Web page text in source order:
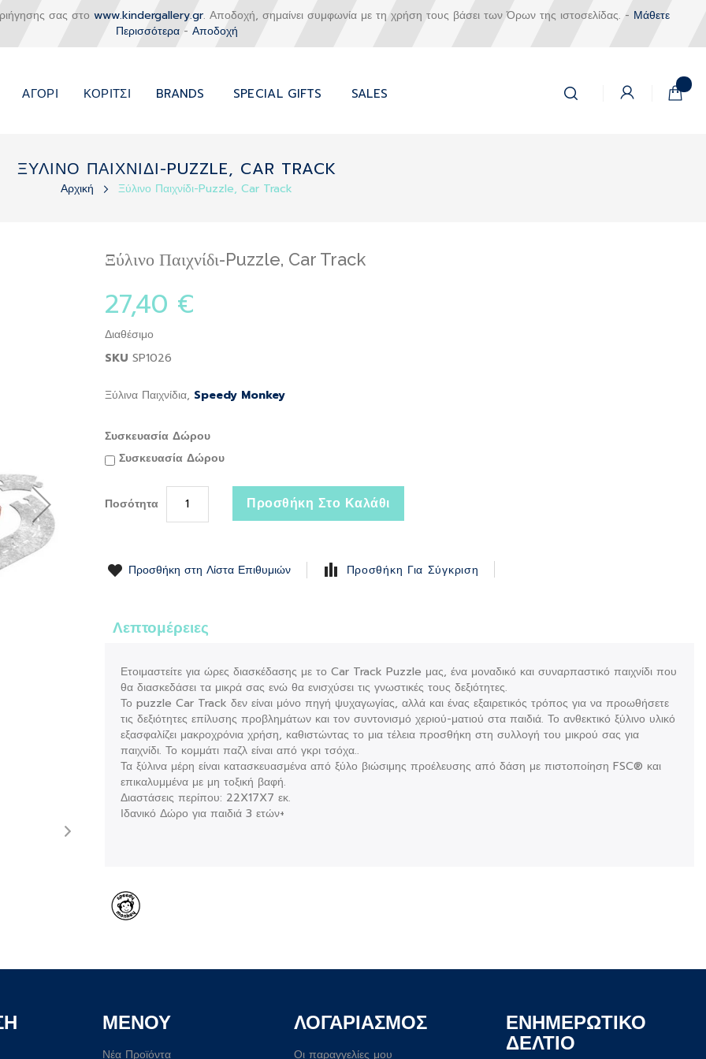
σας στο www.kindergallery.gr. Αποδοχή, σημαίνει συμφωνία με τη χρήση τους βάσει των Όρων της ιστοσελίδας. - Μάθετε
Περισσότερα- Αποδοχή
ΑΓΌΡΙ ΚΟΡΊΤΣΙ BRANDS SPECIAL GIFTS SALES
Το
Αναζήτηση
ΞΥΛΙΝΟ ΠΑΙΧΝΙΔΙ-PUZZLE, CAR TRACK
Αρχική Ξύλινο Παιχνίδι-Puzzle, Car Track
Ξύλινο Παιχνίδι-Puzzle, Car Track
27,40 €
Διαθέσιμο
SKU SP1026
Ξύλινα Παιχνίδια, Speedy Monkey
Συσκευασία Δώρου
Συσκευασία Δώρου
Ποσότητα Προσθήκη Στο Καλάθι
Προσθήκη στη Λίστα Επιθυμιών Προσθήκη Για Σύγκριση
Λεπτομέρειες
Ετοιμαστείτε για ώρες διασκέδασης με το Car Track Puzzle μας, ένα μοναδικό και συναρπαστικό παιχνίδι που
θα διασκεδάσει τα μικρά σας ενώ θα ενισχύσει τις γνωστικές τους δεξιότητες.
Το puzzle Car Track δεν είναι μόνο πηγή ψυχαγωγίας, αλλά και ένας εξαιρετικός τρόπος για να προωθήσετε
τις δεξιότητες επίλυσης προβλημάτων και τον συντονισμό χεριού-ματιού στα παιδιά. Το ανθεκτικό ξύλινο υλικό
εξασφαλίζει μακροχρόνια χρήση, καθιστώντας το μια τέλεια προσθήκη στη συλλογή του μικρού σας για
παιχνίδι. Το κομμάτι παζλ είναι από γκρι τσόχα..
Τα ξύλινα μέρη είναι κατασκευασμένα από ξύλο βιώσιμης προέλευσης από δάση με πιστοποίηση FSC® και
επικαλυμμένα με μη τοξική βαφή.
Διαστάσεις περίπου: 22X17X7 εκ.
Ιδανικό Δώρο για παιδιά 3 ετών+
ΜΕΝΟΥ
Νέα Προϊόντα
ΛΟΓΑΡΙΑΣΜΟΣ
Οι παραγγελίες μου
ΕΝΗΜΕΡΩΤΙΚΟ
ΔΕΛΤΙΟ